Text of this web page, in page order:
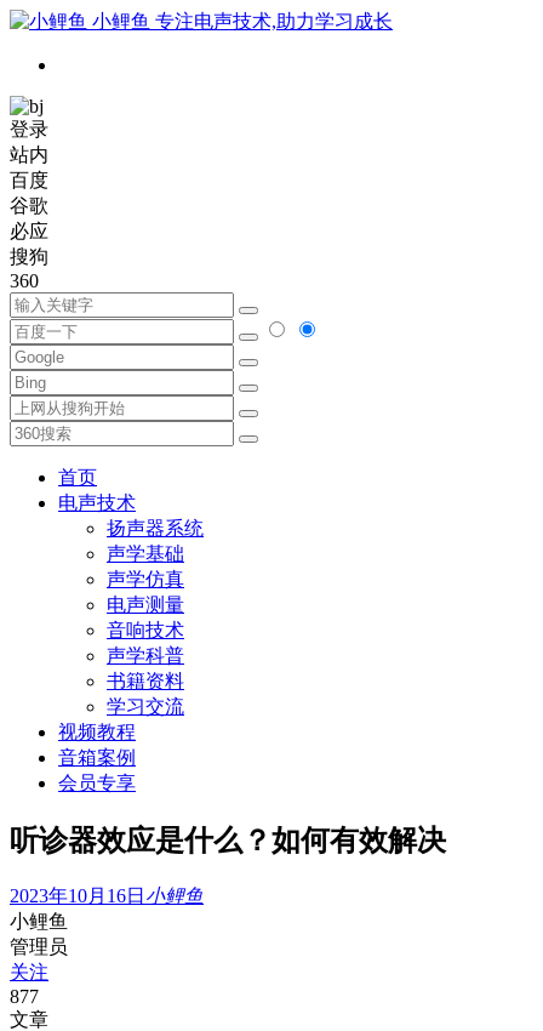
小鲤鱼 专注电声技术,助力学习成长
登录
站内
百度
谷歌
必应
搜狗
360
首页
电声技术
扬声器系统
声学基础
声学仿真
电声测量
音响技术
声学科普
书籍资料
学习交流
视频教程
音箱案例
会员专享
听诊器效应是什么？如何有效解决
2023年10月16日 小鲤鱼
小鲤鱼
管理员
关注
877
文章